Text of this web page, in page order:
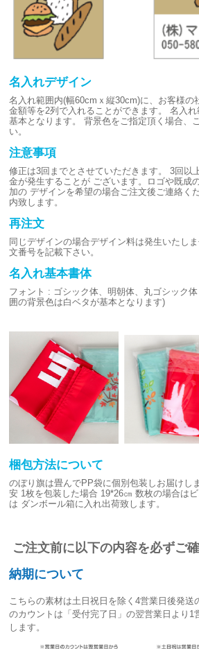
名入れデザイン
名入れ範囲内(幅60cmｘ縦30cm)に、お客様の
金額等を2列で入れることができます。
名入れ
基本となります。
背景色をご指定頂く場合、
い。
注意事項
修正は3回までとさせていただきます。
3回以
金が発生することが ございます。ロゴや既成
加の デザインを希望の場合ご注文後ご連絡くだ
内致します。
再注文
同じデザインの場合デザイン料は発生いたしま
文番号を記載下さい。
名入れ基本書体
フォント : ゴシック体、明朝体、丸ゴシック体
囲の背景色は白ベタが基本となります)
梱包方法について
のぼり旗は畳んでPP袋に個別包装しお届けし
安 1枚を包装した場合 19*26㎝ 数枚の場合は
は ダンボール箱に入れ出荷致します。
ご注文前に以下の内容を必ずご
納期について
こちらの素材は土日祝日を除く4営業日後発送
のカウントは「受付完了日」の翌営業日より1
します。